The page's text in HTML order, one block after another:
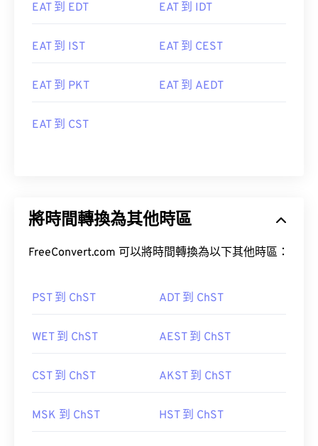
EAT 到 EDT EAT 到 IDT
EAT 到 IST EAT 到 CEST
EAT 到 PKT EAT 到 AEDT
EAT 到 CST
將時間轉換為其他時區
FreeConvert.com 可以將時間轉換為以下其他時區：
PST 到 ChST ADT 到 ChST
WET 到 ChST AEST 到 ChST
CST 到 ChST AKST 到 ChST
MSK 到 ChST HST 到 ChST